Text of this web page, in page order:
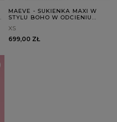
MAEVE - SUKIENKA MAXI W
STYLU BOHO W ODCIENIU
XS
699,00 ZŁ